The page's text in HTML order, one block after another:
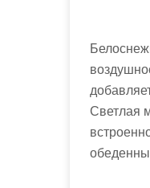
Светлая